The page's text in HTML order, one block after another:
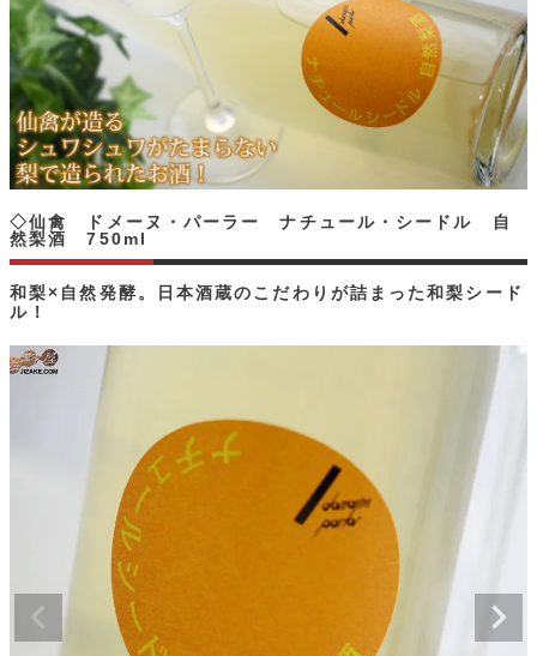
和梨×自然発酵。日本酒蔵のこだわりが詰まった和梨シード
ル！
◇仙禽 ドメーヌ・パーラー ナチュール・シードル 自
然梨酒 750ml